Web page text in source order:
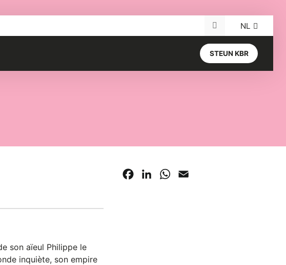
Search for: NL
STEUN KBR
son aïeul Philippe le
inquiète, son empire
FacebookLinkedInWhatsApp